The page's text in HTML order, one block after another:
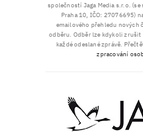
společností Jaga Media s.r.o.
Praha 10, IČO: 27076695)
emailového přehledu nových
odběru. Odběr lze kdykoli
každé odeslané zprávě.
zpracování